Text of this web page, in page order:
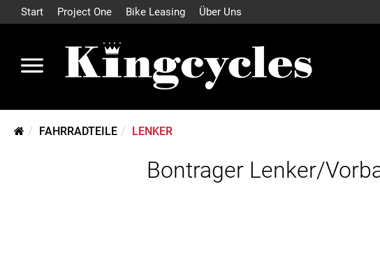
Start Project One Bike Leasing Über Uns
FAHRRADTEILE LENKER
Bontrager Lenker/